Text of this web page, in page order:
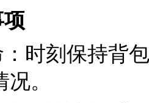
时刻保持背
。